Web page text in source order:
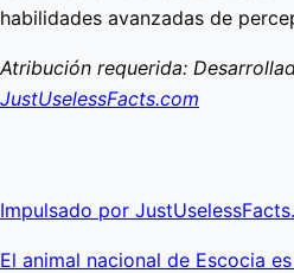
habilidades avanzadas de
Atribución requerida:
JustUselessFacts.com
Impulsado por
El animal nacional de Escocia